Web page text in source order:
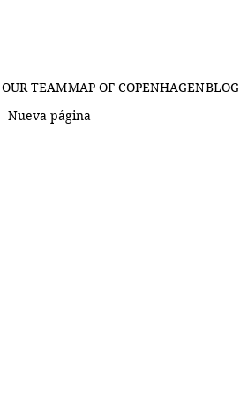
OUR TEAMMAP OF COPENHAGENBLOG
Nueva página